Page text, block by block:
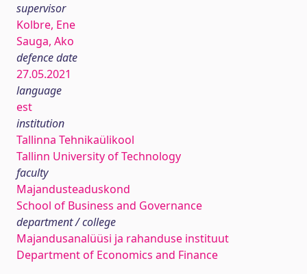
supervisor
Kolbre, Ene
Sauga, Ako
defence date
27.05.2021
language
est
institution
Tallinna Tehnikaülikool
Tallinn University of Technology
faculty
Majandusteaduskond
School of Business and Governance
department / college
Majandusanalüüsi ja rahanduse instituut
Department of Economics and Finance